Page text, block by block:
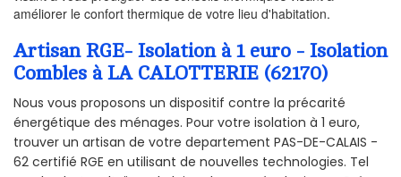
améliorer le confort thermique de votre lieu d'habitation.
Artisan RGE- Isolation à 1 euro - Isolation
Combles à LA CALOTTERIE (62170)
Nous vous proposons un dispositif contre la précarité
énergétique des ménages. Pour votre isolation à 1 euro,
trouver un artisan de votre departement PAS-DE-CALAIS -
62 certifié RGE en utilisant de nouvelles technologies. Tel